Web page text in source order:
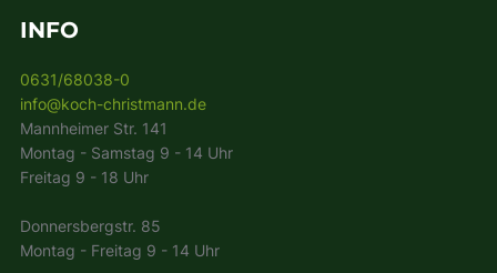
INFO
0631/68038-0
info@koch-christmann.de
Mannheimer Str. 141
Montag - Samstag 9 - 14 Uhr
Freitag 9 - 18 Uhr
Donnersbergstr. 85
Montag - Freitag 9 - 14 Uhr